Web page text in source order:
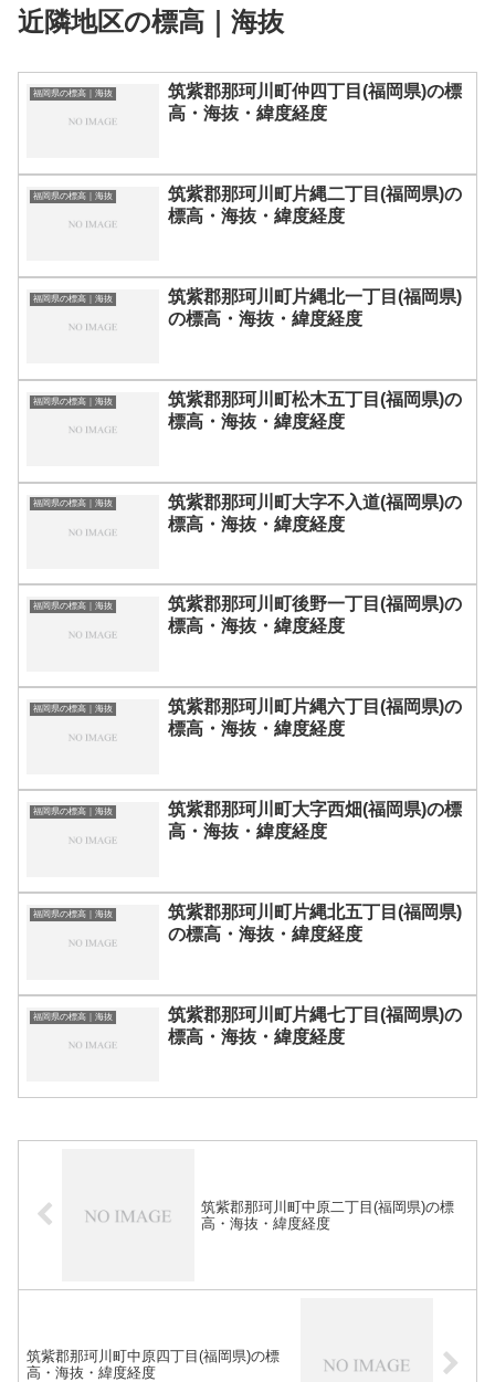
近隣地区の標高｜海抜
福岡県の標高｜海抜
筑紫郡那珂川町仲四丁目(福岡県)の標
高・海抜・緯度経度
福岡県の標高｜海抜
筑紫郡那珂川町片縄二丁目(福岡県)の
標高・海抜・緯度経度
福岡県の標高｜海抜
筑紫郡那珂川町片縄北一丁目(福岡県)
の標高・海抜・緯度経度
福岡県の標高｜海抜
筑紫郡那珂川町松木五丁目(福岡県)の
標高・海抜・緯度経度
福岡県の標高｜海抜
筑紫郡那珂川町大字不入道(福岡県)の
標高・海抜・緯度経度
福岡県の標高｜海抜
筑紫郡那珂川町後野一丁目(福岡県)の
標高・海抜・緯度経度
福岡県の標高｜海抜
筑紫郡那珂川町片縄六丁目(福岡県)の
標高・海抜・緯度経度
福岡県の標高｜海抜
筑紫郡那珂川町大字西畑(福岡県)の標
高・海抜・緯度経度
福岡県の標高｜海抜
筑紫郡那珂川町片縄北五丁目(福岡県)
の標高・海抜・緯度経度
福岡県の標高｜海抜
筑紫郡那珂川町片縄七丁目(福岡県)の
標高・海抜・緯度経度
筑紫郡那珂川町中原二丁目(福岡県)の標
高・海抜・緯度経度
筑紫郡那珂川町中原四丁目(福岡県)の標
高・海抜・緯度経度